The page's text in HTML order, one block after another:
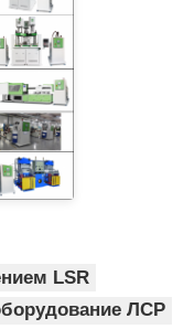
LSR
ЛСР